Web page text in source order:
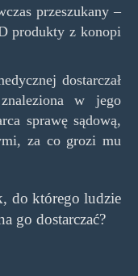
przeszukany –
produkty z konopi
dostarczał
w jego
sprawę sądową,
za co grozi mu
do którego ludzie
go dostarczać?